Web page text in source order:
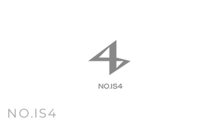
NO.IS4